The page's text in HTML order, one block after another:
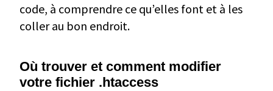
code, à comprendre ce qu’elles font et à les
coller au bon endroit.
Où trouver et comment modifier
votre fichier .htaccess